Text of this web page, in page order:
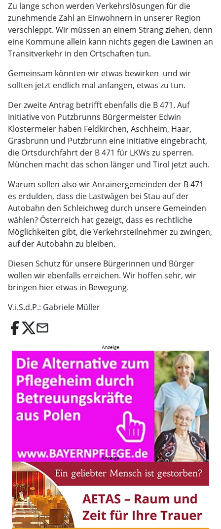
Zu lange schon werden Verkehrslösungen für die
zunehmende Zahl an Einwohnern in unserer Region
verschleppt. Wir müssen an einem Strang ziehen, denn
eine Kommune allein kann nichts gegen die Lawinen an
Transitverkehr in den Ortschaften tun.
Gemeinsam könnten wir etwas bewirken  und wir
sollten jetzt endlich mal anfangen, etwas zu tun.
Der zweite Antrag betrifft ebenfalls die B 471. Auf
Initiative von Putzbrunns Bürgermeister Edwin
Klostermeier haben Feldkirchen, Aschheim, Haar,
Grasbrunn und Putzbrunn eine Initiative eingebracht,
die Ortsdurchfahrt der B 471 für LKWs zu sperren.
München macht das schon länger und Tirol jetzt auch.
Warum sollen also wir Anrainergemeinden der B 471
es erdulden, dass die Lastwägen bei Stau auf der
Autobahn den Schleichweg durch unsere Gemeinden
wählen? Österreich hat gezeigt, dass es rechtliche
Möglichkeiten gibt, die Verkehrsteilnehmer zu zwingen,
auf der Autobahn zu bleiben.
Diesen Schutz für unsere Bürgerinnen und Bürger
wollen wir ebenfalls erreichen. Wir hoffen sehr, wir
bringen hier etwas in Bewegung.
V.i.S.d.P.: Gabriele Müller
email